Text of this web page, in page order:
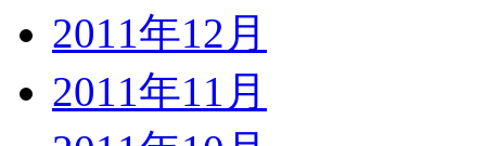
2011年12月
2011年11月